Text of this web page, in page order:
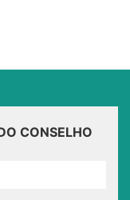
CONSELHO